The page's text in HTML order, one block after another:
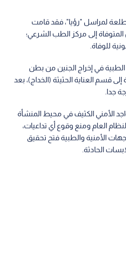
لمراسل "رؤيا"، فقد قامت
إلى مركز الطب الشرعي؛
للوفاة.
في إخراج الجنين من بطن
قسم العناية الحثيثة (الخداج)، بعد
جدا.
الأمني الكثيف في محيط المنشأة
العام ومنع وقوع أي تداعيات،
الأمنية والطبية فتح تحقيق
الحادثة.